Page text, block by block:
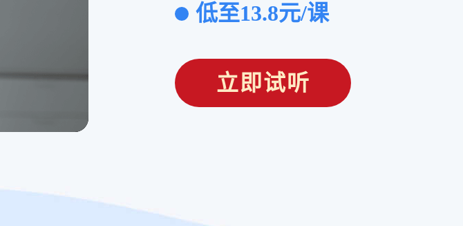
低至13.8元/课
立即试听